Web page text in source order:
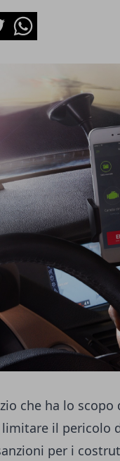
Whatsapp
che ha lo
il pericolo
per i